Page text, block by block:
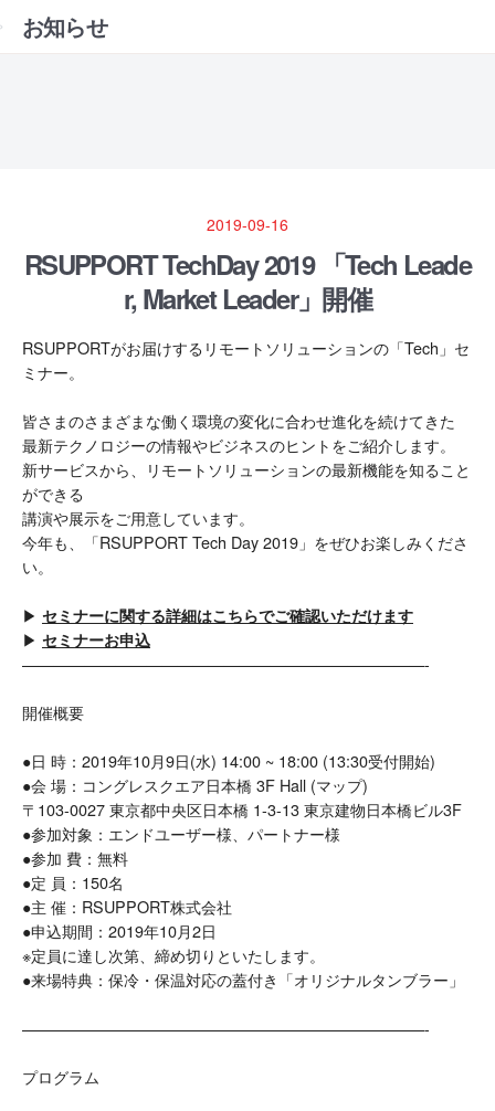
お知らせ
2019-09-16
RSUPPORT TechDay 2019 「Tech Leade
r, Market Leader」開催
RSUPPORTがお届けするリモートソリューションの「Tech」セ
ミナー。
皆さまのさまざまな働く環境の変化に合わせ進化を続けてきた
最新テクノロジーの情報やビジネスのヒントをご紹介します。
新サービスから、リモートソリューションの最新機能を知ること
ができる
講演や展示をご用意しています。
今年も、「RSUPPORT Tech Day 2019」をぜひお楽しみくださ
い。
▶ セミナーに関する詳細はこちらでご確認いただけます
▶ セミナーお申込
——————————————————————————-
開催概要
●日 時：2019年10月9日(水) 14:00 ~ 18:00 (13:30受付開始)
●会 場：コングレスクエア日本橋 3F Hall (マップ)
〒103-0027 東京都中央区日本橋 1-3-13 東京建物日本橋ビル3F
●参加対象：エンドユーザー様、パートナー様
●参加 費：無料
●定 員：150名
●主 催：RSUPPORT株式会社
●申込期間：2019年10月2日
※定員に達し次第、締め切りといたします。
●来場特典：保冷・保温対応の蓋付き「オリジナルタンブラー」
——————————————————————————-
プログラム